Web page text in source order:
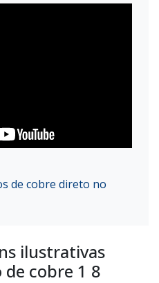
de cobre direto no
ilustrativas
cobre 1 8